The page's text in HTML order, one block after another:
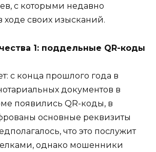
с которыми недавно
ходе своих изысканий.
1: поддельные QR-коды
с конца прошлого года в
документов в
появились QR-коды, в
основные реквизиты
что это послужит
однако мошенники